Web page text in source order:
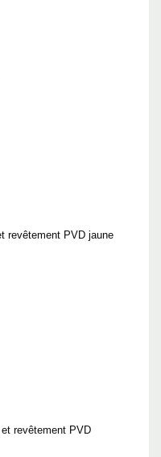
revêtement PVD jaune
revêtement PVD